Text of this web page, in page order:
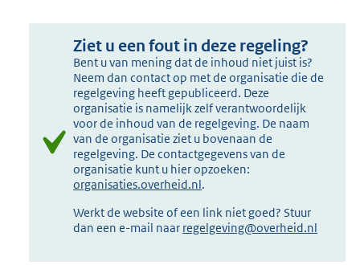
Ziet u een fout in deze regeling?
Bent u van mening dat de inhoud niet juist is?
Neem dan contact op met de organisatie die de
regelgeving heeft gepubliceerd. Deze
organisatie is namelijk zelf verantwoordelijk
voor de inhoud van de regelgeving. De naam
van de organisatie ziet u bovenaan de
regelgeving. De contactgegevens van de
organisatie kunt u hier opzoeken:
organisaties.overheid.nl.
Werkt de website of een link niet goed? Stuur
dan een e-mail naar regelgeving@overheid.nl